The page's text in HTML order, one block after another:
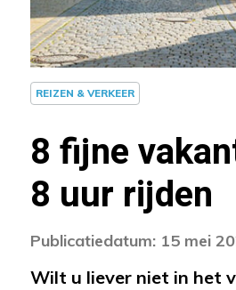
REIZEN & VERKEER
8 fijne
8 uur rijden
Publicatiedatum: 15 mei
Wilt u liever niet in het